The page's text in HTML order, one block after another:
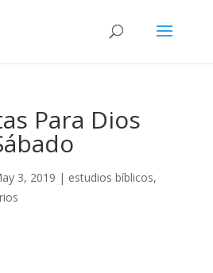
Para Dios
3, 2019 | estudios bíblicos,